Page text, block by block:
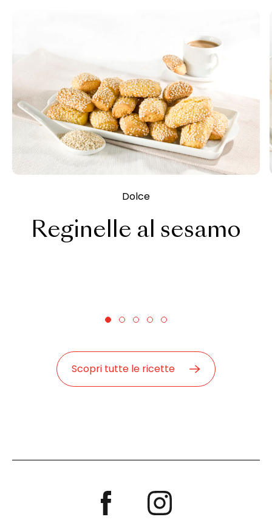
Dolce
Reginelle al sesamo
Scopri tutte le ricette